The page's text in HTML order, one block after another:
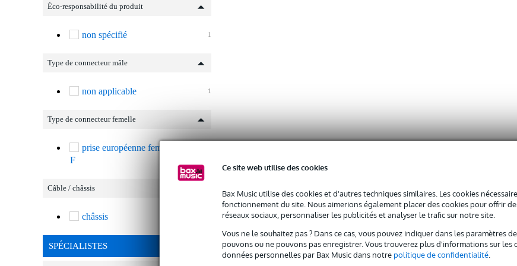
Ce site web utilise des cookies
Bax Music utilise des cookies et d'autres techniques similaires. Les cookies
fonctionnement du site. Nous aimerions également placer des cookies pour offrir
réseaux sociaux, personnaliser les publicités et analyser le trafic sur notre site.
Vous ne le souhaitez pas ? Dans ce cas, vous pouvez indiquer dans les paramètres
pouvons ou ne pouvons pas enregistrer. Vous trouverez plus d'informations sur les
données personnelles par Bax Music dans notrepolitique de confidentialité.
Éco-responsabilité du produit
1
non spécifié
Type de connecteur mâle
1
non applicable
Type de connecteur femelle
prise européenne femelle de type
F
Câble / châssis
châssis
SPÉCIALISTES